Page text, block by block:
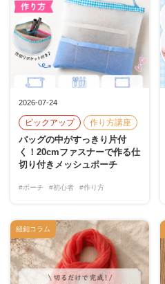
2026-07-24
ピックアップ 作り方講座
バッグの中がすっきり片付
く！20cmファスナーで作る仕
切り付きメッシュポーチ
#ポーチ #初心者 #作り方
紐釦コラム